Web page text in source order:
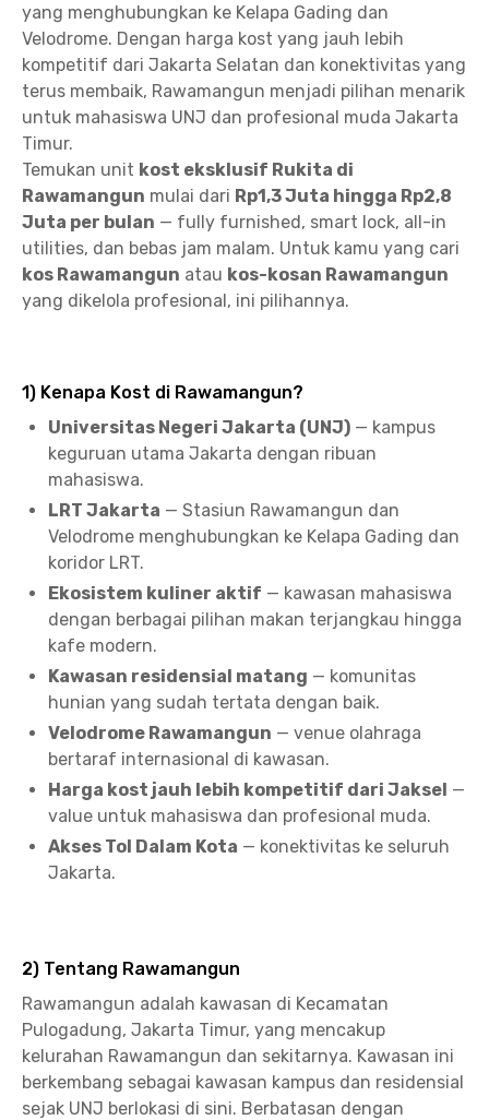
yang menghubungkan ke Kelapa Gading dan
Velodrome. Dengan harga kost yang jauh lebih
kompetitif dari Jakarta Selatan dan konektivitas yang
terus membaik, Rawamangun menjadi pilihan menarik
untuk mahasiswa UNJ dan profesional muda Jakarta
Timur.
Temukan unit kost eksklusif Rukita di
Rawamangun mulai dari Rp1,3 Juta hingga Rp2,8
Juta per bulan — fully furnished, smart lock, all-in
utilities, dan bebas jam malam. Untuk kamu yang cari
kos Rawamangun atau kos-kosan Rawamangun
yang dikelola profesional, ini pilihannya.
1) Kenapa Kost di Rawamangun?
Universitas Negeri Jakarta (UNJ) — kampus
keguruan utama Jakarta dengan ribuan
mahasiswa.
LRT Jakarta — Stasiun Rawamangun dan
Velodrome menghubungkan ke Kelapa Gading dan
koridor LRT.
Ekosistem kuliner aktif — kawasan mahasiswa
dengan berbagai pilihan makan terjangkau hingga
kafe modern.
Kawasan residensial matang — komunitas
hunian yang sudah tertata dengan baik.
Velodrome Rawamangun — venue olahraga
bertaraf internasional di kawasan.
Harga kost jauh lebih kompetitif dari Jaksel —
value untuk mahasiswa dan profesional muda.
Akses Tol Dalam Kota — konektivitas ke seluruh
Jakarta.
2) Tentang Rawamangun
Rawamangun adalah kawasan di Kecamatan
Pulogadung, Jakarta Timur, yang mencakup
kelurahan Rawamangun dan sekitarnya. Kawasan ini
berkembang sebagai kawasan kampus dan residensial
sejak UNJ berlokasi di sini. Berbatasan dengan